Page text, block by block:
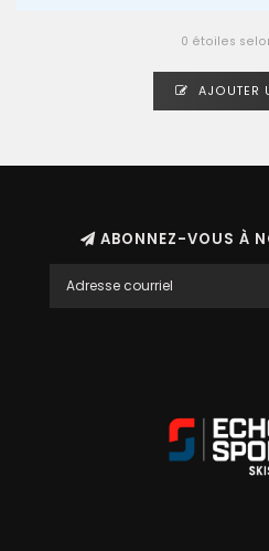
0 étoiles
AJOUTER
ABONNEZ-VOUS À